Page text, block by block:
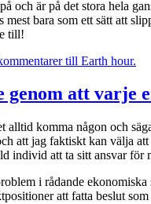
och är på det stora hela
bara som ett sätt att
till!
till Earth hour.
att
komma någon och
att jag faktiskt kan välja
individ att ta sitt ansvar
i rådande
att fatta beslut